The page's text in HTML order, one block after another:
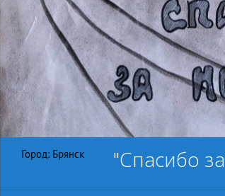
"Спасибо
Город: Брянск